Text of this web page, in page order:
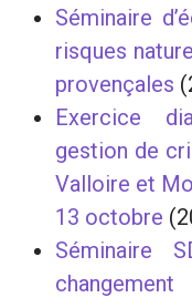
Séminaire
risques
provençales
Exercice
gestion de
Valloire et
13 octobre
Séminaire